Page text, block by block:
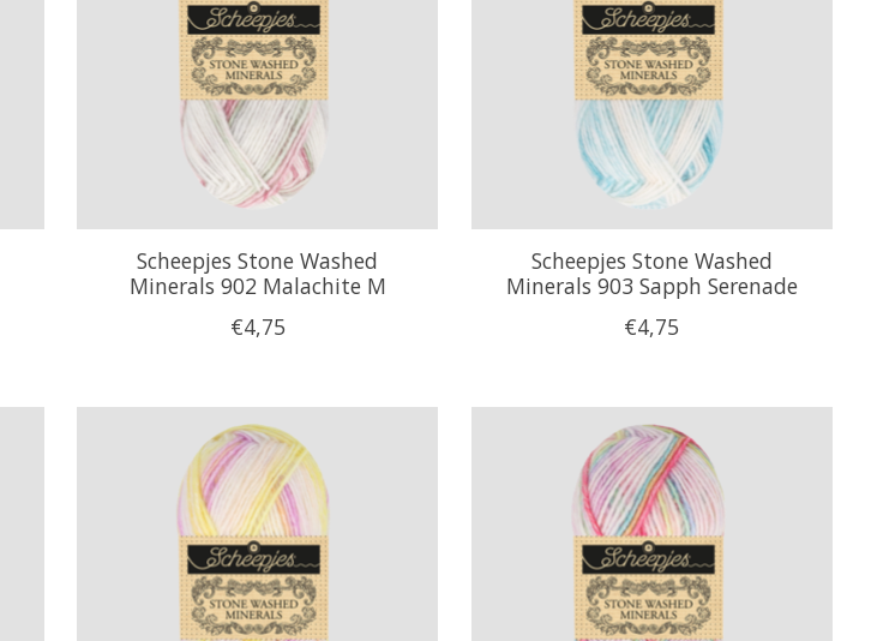
Scheepjes Stone Washed
Minerals 902 Malachite M
€4,75
Scheepjes Stone Washed
Minerals 903 Sapph Serenade
€4,75